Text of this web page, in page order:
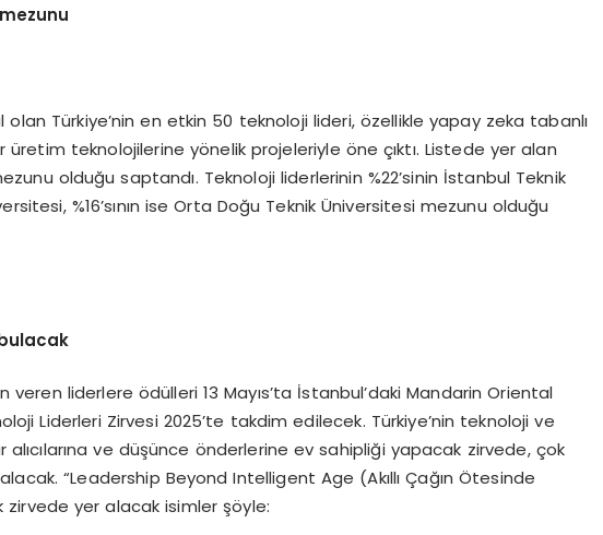
Türkiye’nin en etkin 50 teknoloji lideri, özellikle yapay zeka tabanlı
teknolojilerine yönelik projeleriyle öne çıktı. Listede yer alan
olduğu saptandı. Teknoloji liderlerinin %22’sinin İstanbul Teknik
%16’sının ise Orta Doğu Teknik Üniversitesi mezunu olduğu
veren liderlere ödülleri 13 Mayıs’ta İstanbul’daki Mandarin Oriental
Liderleri Zirvesi 2025’te takdim edilecek. Türkiye’nin teknoloji ve
alıcılarına ve düşünce önderlerine ev sahipliği yapacak zirvede, çok
“Leadership Beyond Intelligent Age (Akıllı Çağın Ötesinde
zirvede yer alacak isimler şöyle: